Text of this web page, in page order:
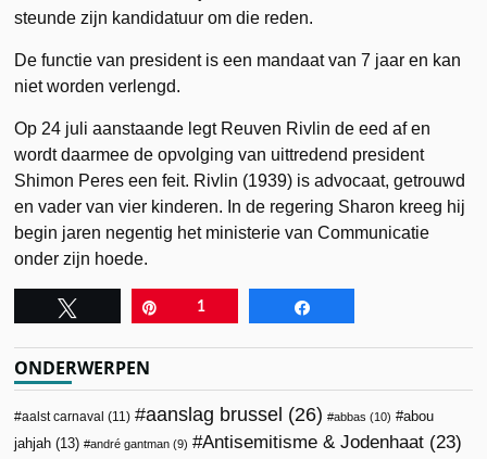
steunde zijn kandidatuur om die reden.
De functie van president is een mandaat van 7 jaar en kan
niet worden verlengd.
Op 24 juli aanstaande legt Reuven Rivlin de eed af en
wordt daarmee de opvolging van uittredend president
Shimon Peres een feit. Rivlin (1939) is advocaat, getrouwd
en vader van vier kinderen. In de regering Sharon kreeg hij
begin jaren negentig het ministerie van Communicatie
onder zijn hoede.
1
ONDERWERPEN
aalst carnaval (11) aanslag brussel (26) abbas (10)
abou
jahjah (13) andré gantman (9) Antisemitisme & Jodenhaat (23)